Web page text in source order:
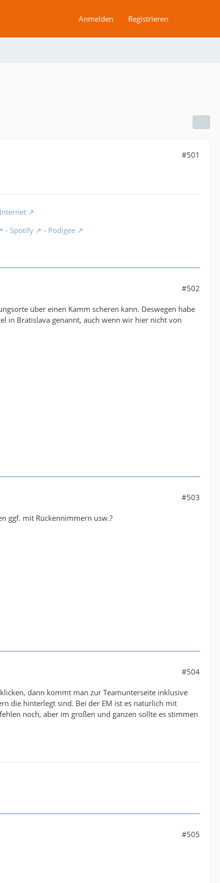
Anmelden Registrieren
#501
- Spotify - Podigee
#502
über einen Kamm scheren kann. Deswegen habe
in Bratislava genannt, auch wenn wir hier nicht von
#503
ggf. mit Rückennimmern usw.?
#504
dann kommt man zur Teamunterseite inklusive
die hinterlegt sind. Bei der EM ist es natürlich mit
noch, aber im großen und ganzen sollte es stimmen
#505